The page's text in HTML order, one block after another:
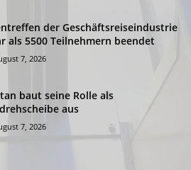
der Geschäftsreiseindustrie
als 5500 Teilnehmern beendet
7, 2026
baut seine Rolle als
aus
7, 2026